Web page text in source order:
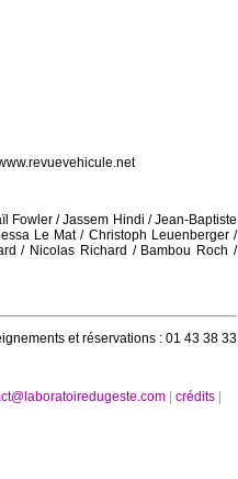
Fowler / Jassem Hindi / Jean-Baptiste
Le Mat / Christoph Leuenberger /
/ Nicolas Richard / Bambou Roch /
et réservations : 01 43 38 33
crédits